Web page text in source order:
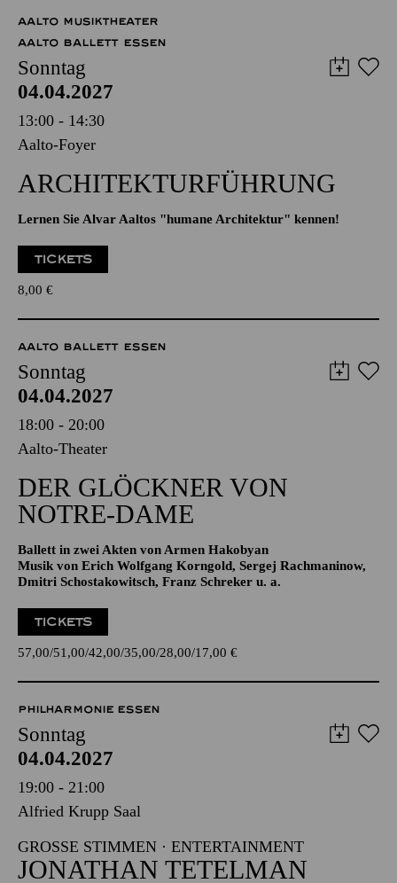
Vorverkauf startet demnächst
AALTO MUSIKTHEATER
AALTO BALLETT ESSEN
Sonntag
04.04.2027
13:00 - 14:30
Lernen Sie Alvar Aaltos "humane Architektur" kennen!
8,00 €
AALTO BALLETT ESSEN
Sonntag
04.04.2027
18:00 - 20:00
Aalto-Theater
DER GLÖCKNER­ VON
NOTRE-DAME
Musik von Erich Wolfgang Korngold, Sergej Rachmaninow,
Dmitri Schostakowitsch, Franz Schreker u. a.
57,00 51,00 42,00 35,00
PHILHARMONIE ESSEN
Sonntag
04.04.2027
19:00 - 21:00
Alfried Krupp Saal